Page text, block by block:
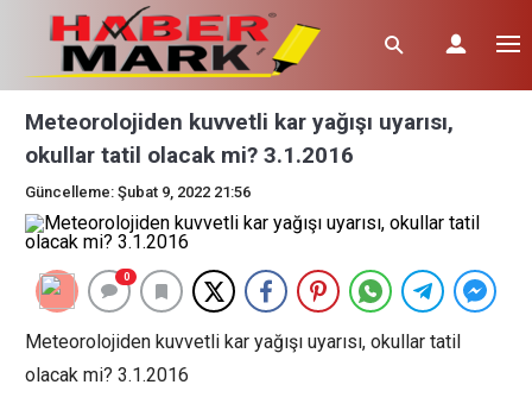
Meteorolojiden kuvvetli kar yağışı uyarısı,
okullar tatil olacak mi? 3.1.2016
Güncelleme: Şubat 9, 2022 21:56
0
Meteorolojiden kuvvetli kar yağışı uyarısı, okullar tatil
olacak mi? 3.1.2016